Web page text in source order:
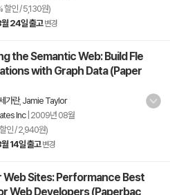
할인 / 5,130원)
24일 출고 변경
the Semantic Web: Build Fle
with Graph Data (Paper
가란, Jamie Taylor
Inc| 2009년 08월
인 / 2,940원)
14일 출고 변경
Web Sites: Performance Best
Web Developers (Paperbac